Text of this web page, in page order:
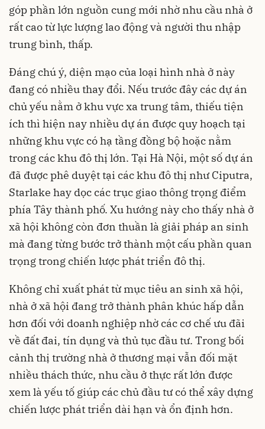
góp phần lớn nguồn cung mới nhờ nhu cầu nhà ở
rất cao từ lực lượng lao động và người thu nhập
trung bình, thấp.
Đáng chú ý, diện mạo của loại hình nhà ở này
đang có nhiều thay đổi. Nếu trước đây các dự án
chủ yếu nằm ở khu vực xa trung tâm, thiếu tiện
ích thì hiện nay nhiều dự án được quy hoạch tại
những khu vực có hạ tầng đồng bộ hoặc nằm
trong các khu đô thị lớn. Tại Hà Nội, một số dự án
đã được phê duyệt tại các khu đô thị như Ciputra,
Starlake hay dọc các trục giao thông trọng điểm
phía Tây thành phố. Xu hướng này cho thấy nhà ở
xã hội không còn đơn thuần là giải pháp an sinh
mà đang từng bước trở thành một cấu phần quan
trọng trong chiến lược phát triển đô thị.
Không chỉ xuất phát từ mục tiêu an sinh xã hội,
nhà ở xã hội đang trở thành phân khúc hấp dẫn
hơn đối với doanh nghiệp nhờ các cơ chế ưu đãi
về đất đai, tín dụng và thủ tục đầu tư. Trong bối
cảnh thị trường nhà ở thương mại vẫn đối mặt
nhiều thách thức, nhu cầu ở thực rất lớn được
xem là yếu tố giúp các chủ đầu tư có thể xây dựng
chiến lược phát triển dài hạn và ổn định hơn.